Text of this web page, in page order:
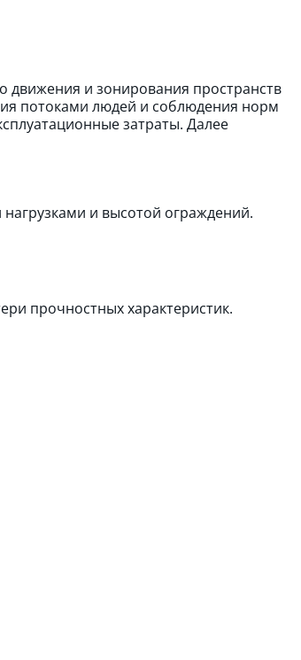
и зонирования пространств
потоками людей и соблюдения норм
затраты. Далее
и высотой ограждений.
прочностных характеристик.